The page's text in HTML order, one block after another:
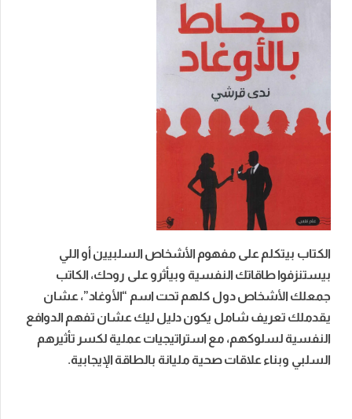
الكتاب بيتكلم على مفهوم الأشخاص السلبيين أو اللي
بيستنزفوا طاقاتك النفسية وبيأثرو على روحك، الكاتب
جمعلك الأشخاص دول كلهم تحت اسم “الأوغاد”، عشان
يقدملك تعريف شامل يكون دليل ليك عشان تفهم الدوافع
النفسية لسلوكهم، مع استراتيجيات عملية لكسر تأثيرهم
السلبي وبناء علاقات صحية مليانة بالطاقة الإيجابية.